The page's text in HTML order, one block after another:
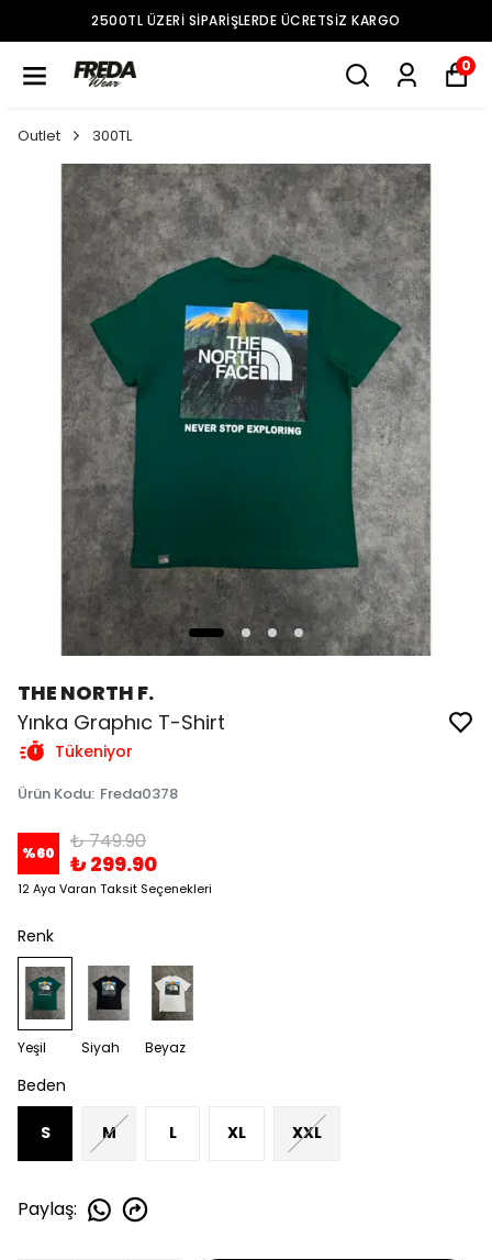
2500TL ÜZERI SIPARIŞLERDE ÜCRETSIZ KARGO
0
Outlet 300TL
THE NORTH F.
Yınka Graphıc T-Shirt
Tükeniyor
Ürün Kodu: Freda0378
%60 ₺ 749.90
₺ 299.90
12 Aya Varan Taksit Seçenekleri
Renk
Yeşil Siyah Beyaz
Beden
S M L XL XXL
Paylaş: